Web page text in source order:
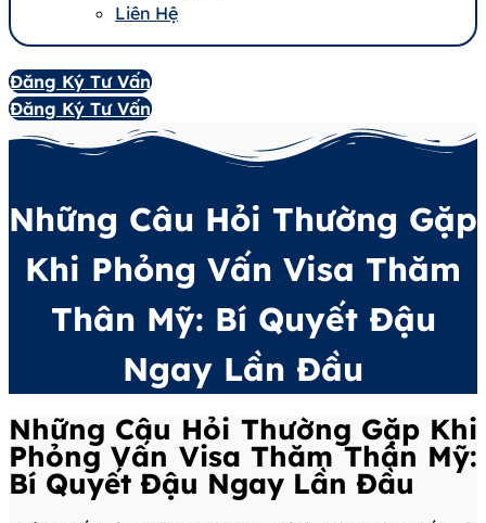
Liên Hệ
Đăng Ký Tư Vấn
Đăng Ký Tư Vấn
Những Câu Hỏi Thường Gặp
Khi Phỏng Vấn Visa Thăm
Thân Mỹ: Bí Quyết Đậu
Ngay Lần Đầu
Những Câu Hỏi Thường Gặp Khi
Phỏng Vấn Visa Thăm Thân Mỹ:
Bí Quyết Đậu Ngay Lần Đầu